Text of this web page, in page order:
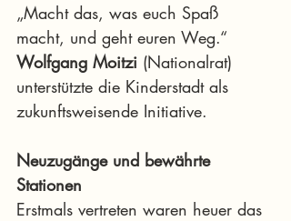
„Macht das, was euch Spaß
macht, und geht euren Weg.“
Wolfgang Moitzi (Nationalrat)
unterstützte die Kinderstadt als
zukunftsweisende Initiative.
Neuzugänge und bewährte
Stationen
Erstmals vertreten waren heuer das